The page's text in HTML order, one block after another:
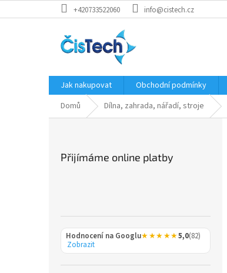
na
+420733522060 info@cistech.cz
Jak nakupovat Obchodní podmínky
Domů
Dílna, zahrada, nářadí, stroje
Přijímáme online platby
Hodnocení na Googlu★★★★★5,0(82)
Zobrazit